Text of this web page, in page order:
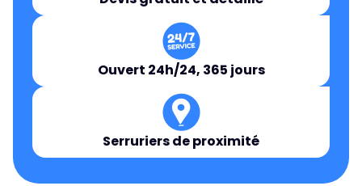
Ouvert 24h/24, 365 jours
Serruriers de proximité